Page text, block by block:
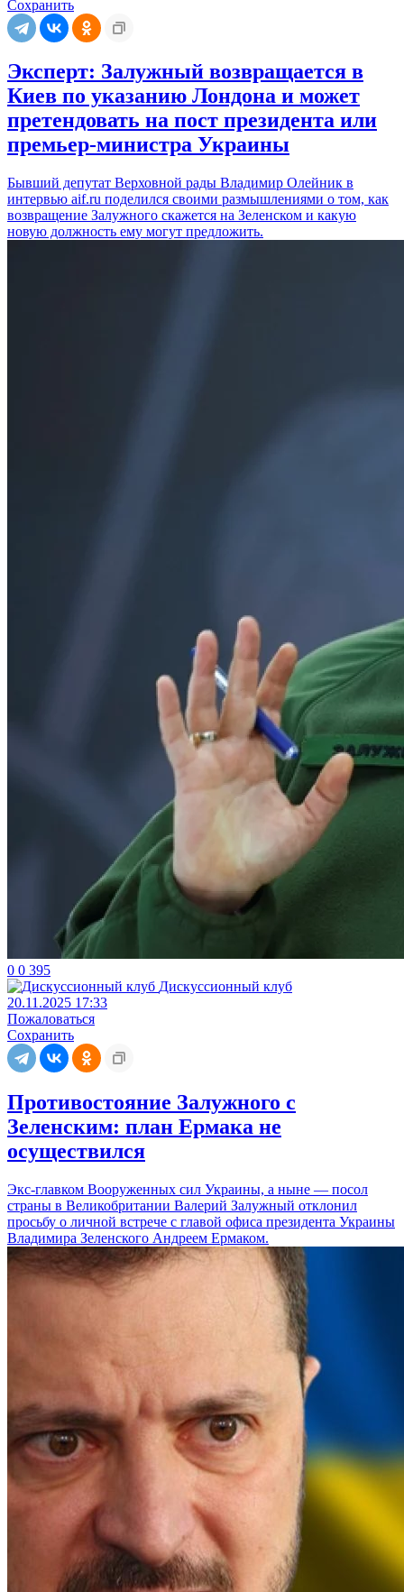
Сохранить
Эксперт: Залужный возвращается в
Киев по указанию Лондона и может
претендовать на пост президента или
премьер-министра Украины
Бывший депутат Верховной рады Владимир Олейник в
интервью aif.ru поделился своими размышлениями о том, как
возвращение Залужного скажется на Зеленском и какую
новую должность ему могут предложить.
0 0 395
Дискуссионный клуб
20.11.2025 17:33
Пожаловаться
Сохранить
Противостояние Залужного с
Зеленским: план Ермака не
осуществился
Экс-главком Вооруженных сил Украины, а ныне — посол
страны в Великобритании Валерий Залужный отклонил
просьбу о личной встрече с главой офиса президента Украины
Владимира Зеленского Андреем Ермаком.